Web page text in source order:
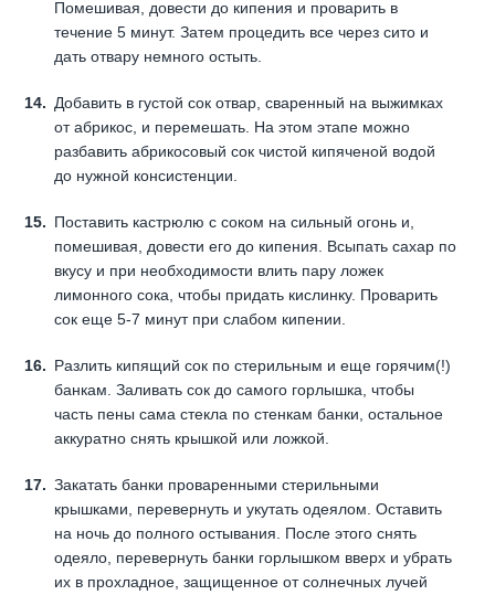
Помешивая, довести до кипения и проварить в
течение 5 минут. Затем процедить все через сито и
дать отвару немного остыть.
Добавить в густой сок отвар, сваренный на выжимках
от абрикос, и перемешать. На этом этапе можно
разбавить абрикосовый сок чистой кипяченой водой
до нужной консистенции.
Поставить кастрюлю с соком на сильный огонь и,
помешивая, довести его до кипения. Всыпать сахар по
вкусу и при необходимости влить пару ложек
лимонного сока, чтобы придать кислинку. Проварить
сок еще 5-7 минут при слабом кипении.
Разлить кипящий сок по стерильным и еще горячим(!)
банкам. Заливать сок до самого горлышка, чтобы
часть пены сама стекла по стенкам банки, остальное
аккуратно снять крышкой или ложкой.
Закатать банки проваренными стерильными
крышками, перевернуть и укутать одеялом. Оставить
на ночь до полного остывания. После этого снять
одеяло, перевернуть банки горлышком вверх и убрать
их в прохладное, защищенное от солнечных лучей